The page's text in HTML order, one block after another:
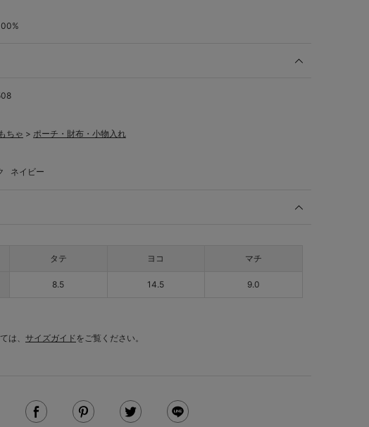
ちゃ > ポーチ・財布・小物入れ
ネイビー
タテ ヨコ マチ
8.5 14.5 9.0
は、 サイズガイドをご覧ください。